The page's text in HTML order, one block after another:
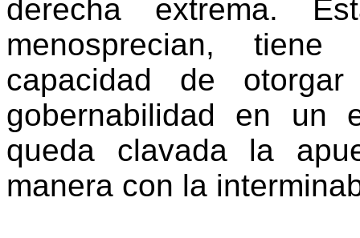
derecha extrema.
menosprecian,
capacidad de
gobernabilidad en un
queda clavada la
manera con la